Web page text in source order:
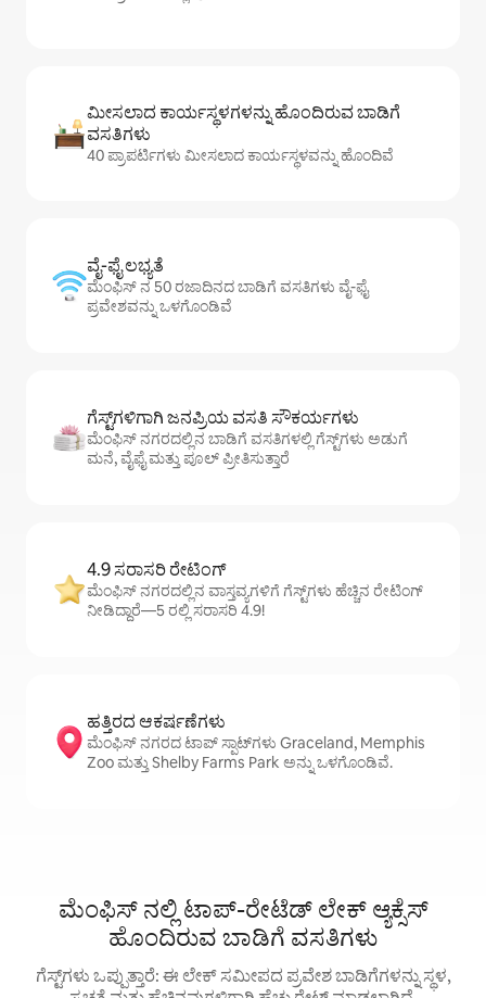
ಮೀಸಲಾದ ಕಾರ್ಯಸ್ಥಳಗಳನ್ನು ಹೊಂದಿರುವ ಬಾಡಿಗೆ
ವಸತಿಗಳು
40 ಪ್ರಾಪರ್ಟಿಗಳು ಮೀಸಲಾದ ಕಾರ್ಯಸ್ಥಳವನ್ನು ಹೊಂದಿವೆ
ವೈ-ಫೈ ಲಭ್ಯತೆ
ಮೆಂಫಿಸ್ ನ 50 ರಜಾದಿನದ ಬಾಡಿಗೆ ವಸತಿಗಳು ವೈ-ಫೈ
ಪ್ರವೇಶವನ್ನು ಒಳಗೊಂಡಿವೆ
ಗೆಸ್ಟ್‌ಗಳಿಗಾಗಿ ಜನಪ್ರಿಯ ವಸತಿ ಸೌಕರ್ಯಗಳು
ಮೆಂಫಿಸ್ ನಗರದಲ್ಲಿನ ಬಾಡಿಗೆ ವಸತಿಗಳಲ್ಲಿ ಗೆಸ್ಟ್‌ಗಳು ಅಡುಗೆ
ಮನೆ, ವೈಫೈ ಮತ್ತು ಪೂಲ್ ಪ್ರೀತಿಸುತ್ತಾರೆ
4.9 ಸರಾಸರಿ ರೇಟಿಂಗ್
ಮೆಂಫಿಸ್ ನಗರದಲ್ಲಿನ ವಾಸ್ತವ್ಯಗಳಿಗೆ ಗೆಸ್ಟ್‌ಗಳು ಹೆಚ್ಚಿನ ರೇಟಿಂಗ್
ನೀಡಿದ್ದಾರೆ—5 ರಲ್ಲಿ ಸರಾಸರಿ 4.9!
ಹತ್ತಿರದ ಆಕರ್ಷಣೆಗಳು
ಮೆಂಫಿಸ್ ನಗರದ ಟಾಪ್ ಸ್ಪಾಟ್‌ಗಳು Graceland, Memphis
Zoo ಮತ್ತು Shelby Farms Park ಅನ್ನು ಒಳಗೊಂಡಿವೆ.
ಮೆಂಫಿಸ್ ನಲ್ಲಿ ಟಾಪ್-ರೇಟೆಡ್ ಲೇಕ್ ಆ್ಯಕ್ಸೆಸ್‌
ಹೊಂದಿರುವ ಬಾಡಿಗೆ ವಸತಿಗಳು
ಗೆಸ್ಟ್‌ಗಳು ಒಪ್ಪುತ್ತಾರೆ: ಈ ಲೇಕ್ ಸಮೀಪದ ಪ್ರವೇಶ ಬಾಡಿಗೆಗಳನ್ನು ಸ್ಥಳ,